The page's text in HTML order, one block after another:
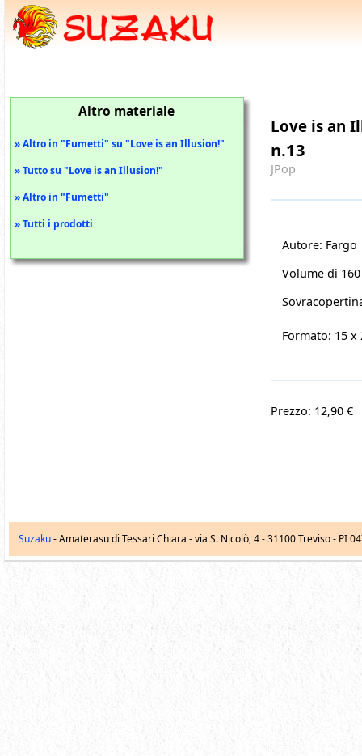
Love is an
n.13
JPop
Autore: Fargo
Volume di
Formato: 15 x
Prezzo: 12,90 €
Altro materiale
» Altro in "Fumetti" su "Love is an Illusion!"
» Tutto su "Love is an Illusion!"
» Altro in "Fumetti"
» Tutti i prodotti
Suzaku- Amaterasu di Tessari Chiara -via S. Nicolò, 4-31100 Treviso - PI